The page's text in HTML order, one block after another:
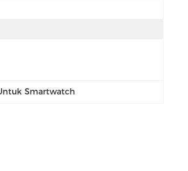
Smartwatch